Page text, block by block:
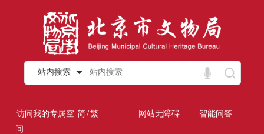
站内搜索
访问我的专属空
间
简/繁 网站无障碍 智能问答